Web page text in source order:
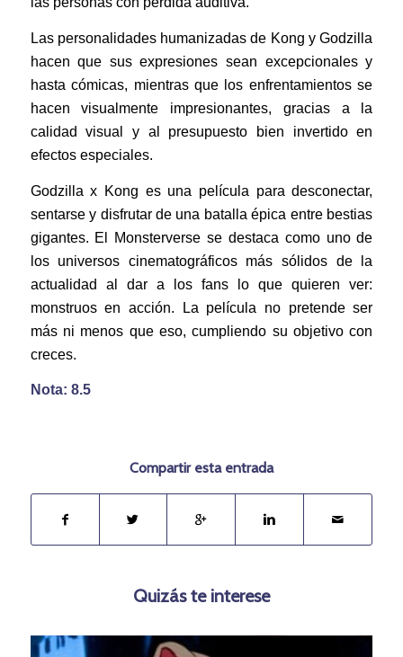
Las personalidades humanizadas de Kong y Godzilla
hacen que sus expresiones sean excepcionales y
hasta cómicas, mientras que los enfrentamientos se
hacen visualmente impresionantes, gracias a la
calidad visual y al presupuesto bien invertido en
efectos especiales.
Godzilla x Kong es una película para desconectar,
sentarse y disfrutar de una batalla épica entre bestias
gigantes. El Monsterverse se destaca como uno de
los universos cinematográficos más sólidos de la
actualidad al dar a los fans lo que quieren ver:
monstruos en acción. La película no pretende ser
más ni menos que eso, cumpliendo su objetivo con
creces.
Nota: 8.5
Compartir esta entrada
Quizás te interese